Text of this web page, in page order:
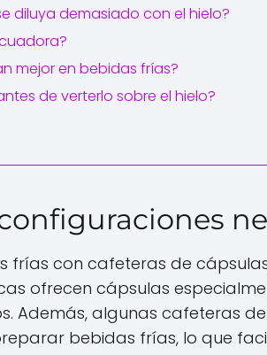
diluya demasiado con el hielo?
mejor en bebidas frías?
de verterlo sobre el hielo?
con cafeteras de
ofrecen cápsulas
Además, algunas cafeteras
bebidas frías, lo que